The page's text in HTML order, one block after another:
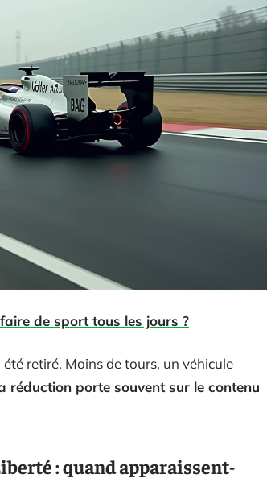
de sport tous les jours ?
retiré. Moins de tours, un véhicule
réduction porte souvent sur le contenu
: quand apparaissent-